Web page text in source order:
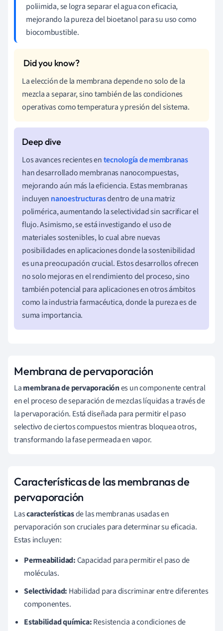
poliimida, se logra separar el agua con eficacia,
mejorando la pureza del bioetanol para su uso como
biocombustible.
La elección de la membrana depende no solo de la
mezcla a separar, sino también de las condiciones
operativas como temperatura y presión del sistema.
Los avances recientes entecnología de membranas
han desarrollado membranas nanocompuestas,
mejorando aún más la eficiencia. Estas membranas
incluyen nanoestructurasdentro de una matriz
polimérica, aumentando la selectividad sin sacrificar el
flujo. Asimismo, se está investigando el uso de
materiales sostenibles, lo cual abre nuevas
posibilidades en aplicaciones donde la sostenibilidad
es una preocupación crucial. Estos desarrollos ofrecen
no solo mejoras en el rendimiento del proceso, sino
también potencial para aplicaciones en otros ámbitos
como la industria farmacéutica, donde la pureza es de
suma importancia.
Membrana de pervaporación
Lamembrana de pervaporaciónes un componente central
en el proceso de separación de mezclas líquidas a través de
la pervaporación. Está diseñada para permitir el paso
selectivo de ciertos compuestos mientras bloquea otros,
transformando la fase permeada en vapor.
Características de las membranas de
pervaporación
Lascaracterísticasde las membranas usadas en
pervaporación son cruciales para determinar su eficacia.
Estas incluyen:
Permeabilidad:Capacidad para permitir el paso de
moléculas.
Selectividad: Habilidad para discriminar entre diferentes
componentes.
Estabilidad química:Resistencia a condiciones de